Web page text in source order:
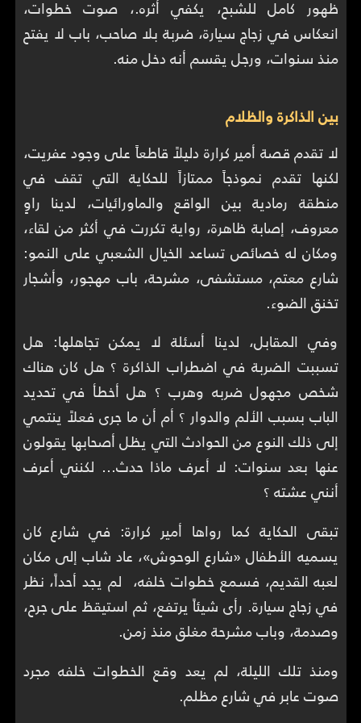
ظهور كامل للشبح، يكفي أثره.، صوت خطوات،
انعكاس في زجاج سيارة، ضربة بلا صاحب، باب لا يفتح
منذ سنوات، ورجل يقسم أنه دخل منه.
بين الذاكرة والظلام
لا تقدم قصة أمير كرارة دليلاً قاطعاً على وجود عفريت،
لكنها تقدم نموذجاً ممتازاً للحكاية التي تقف في
منطقة رمادية بين الواقع والماورائيات، لدينا راوٍ
معروف، إصابة ظاهرة، رواية تكررت في أكثر من لقاء،
ومكان له خصائص تساعد الخيال الشعبي على النمو:
شارع معتم، مستشفى، مشرحة، باب مهجور، وأشجار
تخنق الضوء.
وفي المقابل، لدينا أسئلة لا يمكن تجاهلها: هل
تسببت الضربة في اضطراب الذاكرة ؟ هل كان هناك
شخص مجهول ضربه وهرب ؟ هل أخطأ في تحديد
الباب بسبب الألم والدوار ؟ أم أن ما جرى فعلاً ينتمي
إلى ذلك النوع من الحوادث التي يظل أصحابها يقولون
عنها بعد سنوات: لا أعرف ماذا حدث… لكنني أعرف
أنني عشته ؟
تبقى الحكاية كما رواها أمير كرارة: في شارع كان
يسميه الأطفال «شارع الوحوش»، عاد شاب إلى مكان
لعبه القديم، فسمع خطوات خلفه، لم يجد أحداً، نظر
في زجاج سيارة. رأى شيئاً يرتفع، ثم استيقظ على جرح،
وصدمة، وباب مشرحة مغلق منذ زمن.
ومنذ تلك الليلة، لم يعد وقع الخطوات خلفه مجرد
صوت عابر في شارع مظلم.